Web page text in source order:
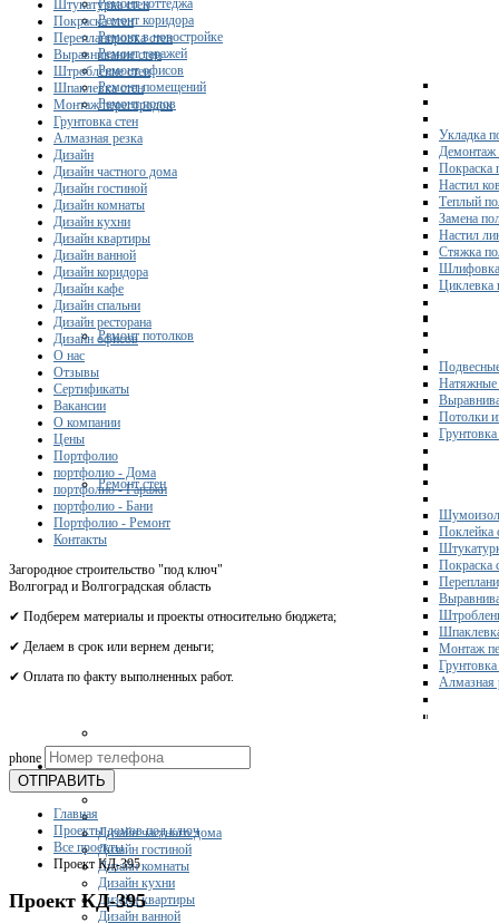
Ремонт коттеджа
Ремонт коридора
Ремонт в новостройке
Ремонт гаражей
Ремонт офисов
Ремонт помещений
Ремонт полов
Укладка
Демонтаж
Покраска
Настил
Теплый
Замена
Настил
Стяжка
Циклевка
Ремонт потолков
Натяжные
Потолки
Ремонт стен
Поклейка
Покраска
Монтаж
Грунтовка
Алмазная
Дизайн
Дизайн частного дома
Дизайн гостиной
Дизайн комнаты
Дизайн кухни
Дизайн квартиры
Дизайн ванной
Штукатурка стен
Покраска стен
Перепланировка стен
Выравнивание стен
Штробление стен
Шпаклевка стен
Монтаж перегородок
Грунтовка стен
Алмазная резка
Дизайн
Дизайн частного дома
Дизайн гостиной
Дизайн комнаты
Дизайн кухни
Дизайн квартиры
Дизайн ванной
Дизайн коридора
Дизайн кафе
Дизайн спальни
Дизайн ресторана
Дизайн офисов
О нас
Отзывы
Сертификаты
Вакансии
О компании
Цены
Портфолио
портфолио - Дома
портфолио - Гаражи
портфолио - Бани
Портфолио - Ремонт
Контакты
Загородное строительство "под ключ"
Волгоград и Волгоградская область
✔ Подберем материалы и проекты относительно бюджета;
✔ Делаем в срок или вернем деньги;
✔ Оплата по факту выполненных работ.
phone
ОТПРАВИТЬ
Главная
Проекты домов под ключ
Все проекты
Проект КД-395
Проект КД-395